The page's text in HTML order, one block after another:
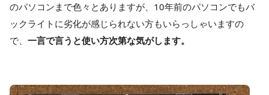
のパソコンまで色々とありますが、10年前のパソコンでもバ
ックライトに劣化が感じられない方もいらっしゃいますの
で、 一言で言うと使い方次第な気がします。